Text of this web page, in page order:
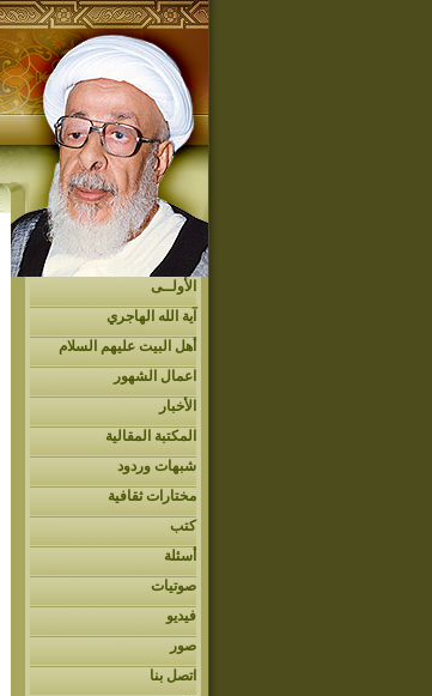
الأولــى
آية الله الهاجري
أهل البيت عليهم السلام
اعمال الشهور
الأخبار
المكتبة المقالية
شبهات وردود
مختارات ثقافية
كتب
أسئلة
صوتيات
فيديو
صور
اتصل بنا